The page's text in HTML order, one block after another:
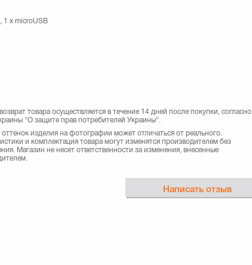
1 x microUSB
товара осуществляется в течение 14 дней после покупки, согласно
"О защите прав потребителей Украины".
изделия на фотографии может отличаться от реального.
и комплектация товара могут изменятся производителем без
Магазин не несет ответственности за изменения, внесенные
Написать отзыв